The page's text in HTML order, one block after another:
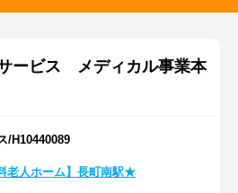
ービス メディカル事業本
/H10440089
老人ホーム】長町南駅★